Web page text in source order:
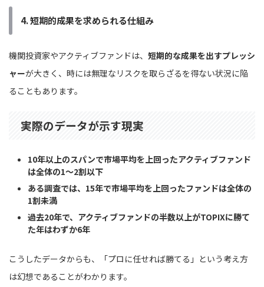
4.短期的成果を求められる仕組み
機関投資家やアクティブファンドは、 短期的な成果を出すプレッシ
ャーが大きく、時には無理なリスクを取らざるを得ない状況に陥
ることもあります。
実際のデータが示す現実
10年以上のスパンで市場平均を上回ったアクティブファンド
は全体の1〜2割以下
ある調査では、15年で市場平均を上回ったファンドは全体の
1割未満
過去20年で、アクティブファンドの半数以上がTOPIXに勝て
た年はわずか6年
こうしたデータからも、「プロに任せれば勝てる」という考え方
は幻想であることがわかります。